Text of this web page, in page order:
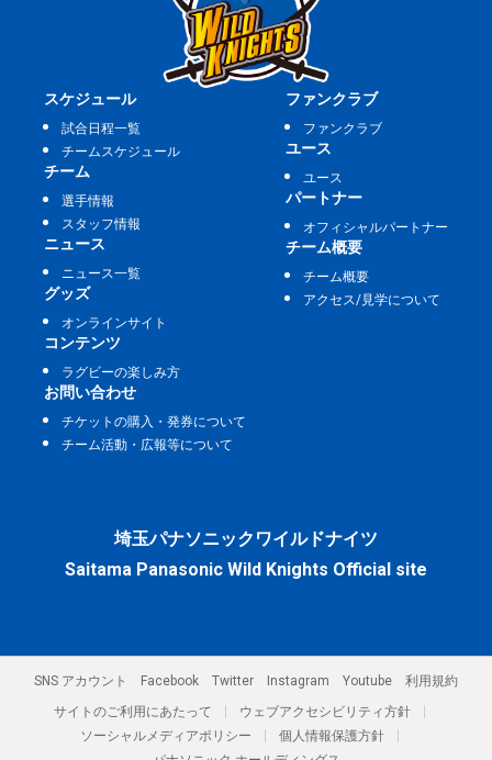
スケジュール
試合日程一覧
チームスケジュール
チーム
選手情報
スタッフ情報
ニュース
ニュース一覧
グッズ
オンラインサイト
ファンクラブ
ファンクラブ
ユース
ユース
パートナー
オフィシャルパートナー
チーム概要
チーム概要
アクセス/見学について
コンテンツ
ラグビーの楽しみ方
お問い合わせ
チケットの購入・発券について
チーム活動・広報等について
埼玉パナソニックワイルドナイツ
Saitama Panasonic Wild Knights Official site
SNS アカウント Facebook Twitter Instagram Youtube
利用規約
サイトのご利用にあたって
ウェブアクセシビリティ方針
ソーシャルメディアポリシー
個人情報保護方針